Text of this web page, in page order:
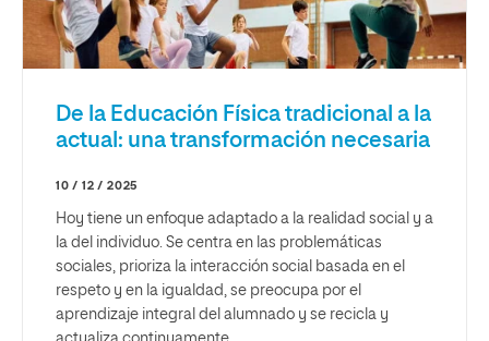
De la Educación Física tradicional a la
actual: una transformación necesaria
10 / 12 / 2025
Hoy tiene un enfoque adaptado a la realidad social y a
la del individuo. Se centra en las problemáticas
sociales, prioriza la interacción social basada en el
respeto y en la igualdad, se preocupa por el
aprendizaje integral del alumnado y se recicla y